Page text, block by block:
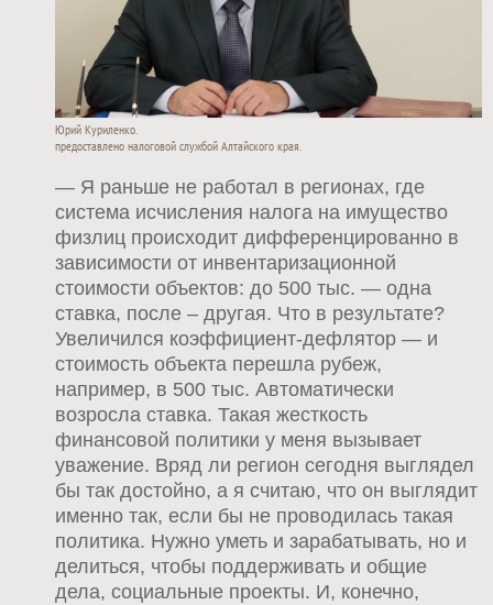
Юрий Куриленко.
предоставлено налоговой службой Алтайского края.
— Я раньше не работал в регионах, где
система исчисления налога на имущество
физлиц происходит дифференцированно в
зависимости от инвентаризационной
стоимости объектов: до 500 тыс. — одна
ставка, после – другая. Что в результате?
Увеличился коэффициент-дефлятор — и
стоимость объекта перешла рубеж,
например, в 500 тыс. Автоматически
возросла ставка. Такая жесткость
финансовой политики у меня вызывает
уважение. Вряд ли регион сегодня выглядел
бы так достойно, а я считаю, что он выглядит
именно так, если бы не проводилась такая
политика. Нужно уметь и зарабатывать, но и
делиться, чтобы поддерживать и общие
дела, социальные проекты. И, конечно,